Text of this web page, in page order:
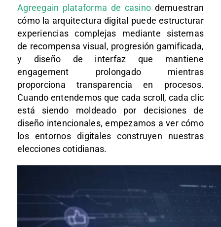
Agreegain plataforma de casino demuestran
cómo la arquitectura digital puede estructurar
experiencias complejas mediante sistemas
de recompensa visual, progresión gamificada,
y diseño de interfaz que mantiene
engagement prolongado mientras
proporciona transparencia en procesos.
Cuando entendemos que cada scroll, cada clic
está siendo moldeado por decisiones de
diseño intencionales, empezamos a ver cómo
los entornos digitales construyen nuestras
elecciones cotidianas.